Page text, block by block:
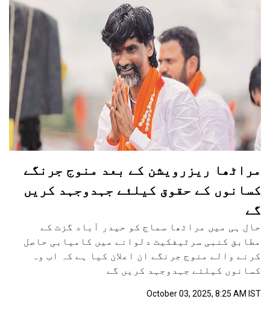
مراٹھا ریزرویشن کے بعد منوج جرنگے
کسانوں کے حقوق کیلئے جہدوجہد کریں
گے
حال ہی میں مراٹھا سماج کو حیدر آباد گزٹ کے
مطابق کنبی سرٹیفکیٹ دلوانے میں کامیابی حاصل
کرنے والے منوج جرنگے ان اعلان کیا ہے کہ اب وہ
کسانوں کیلئے جہدوجہد کریں گے
October 03, 2025, 8:25 AM IST